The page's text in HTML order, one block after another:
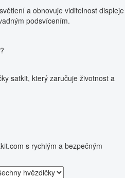
a obnovuje viditelnost displeje
podsvícením.
satkit, který zaručuje životnost a
s rychlým a bezpečným